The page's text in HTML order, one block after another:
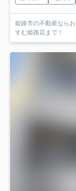
姫路市の不動産なら
すむ姫路店まで！